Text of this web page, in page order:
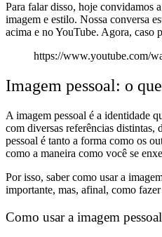
Para falar disso, hoje convidamos
imagem e estilo. Nossa conversa
acima e no YouTube. Agora, caso
https://www.youtube.com/
Imagem pessoal: o
A imagem pessoal é a identidade
com diversas referências distintas,
pessoal é tanto a forma como os
como a maneira como você se
Por isso, saber como usar a
importante, mas, afinal, como fazer
Como usar a imagem